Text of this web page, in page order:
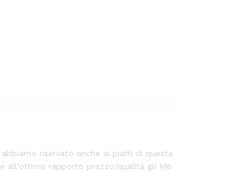
riservato anche ai piatti di questa
all’ottimo rapporto prezzo/qualità gli M8